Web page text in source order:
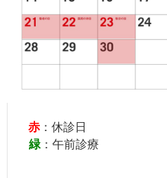
赤 ：休診日
緑：午前診療